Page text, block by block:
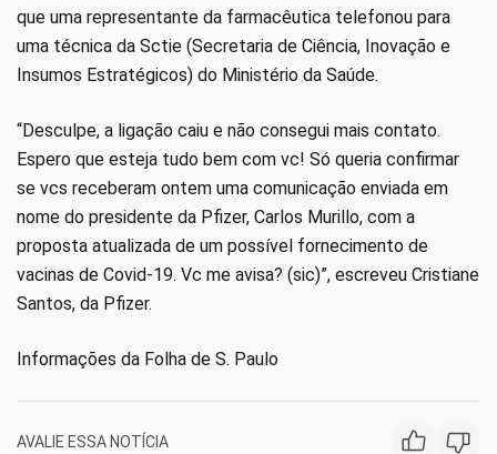
que uma representante da farmacêutica telefonou para
uma técnica da Sctie (Secretaria de Ciência, Inovação e
Insumos Estratégicos) do Ministério da Saúde.
“Desculpe, a ligação caiu e não consegui mais contato.
Espero que esteja tudo bem com vc! Só queria confirmar
se vcs receberam ontem uma comunicação enviada em
nome do presidente da Pfizer, Carlos Murillo, com a
proposta atualizada de um possível fornecimento de
vacinas de Covid-19. Vc me avisa? (sic)”, escreveu Cristiane
Santos, da Pfizer.
Informações da Folha de S. Paulo
AVALIE ESSA NOTÍCIA